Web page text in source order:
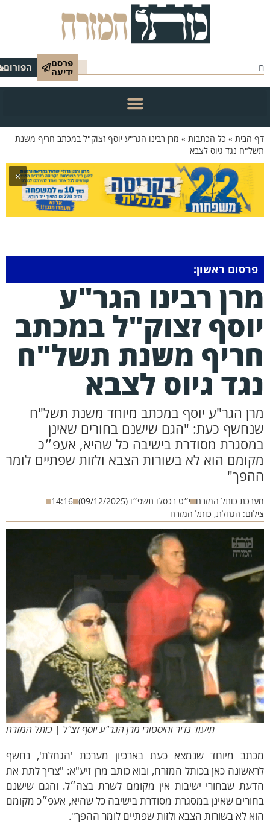
פרסם
ידיעה הפורום
הבית»כל הכתבות»מרן רבינו הגר"ע יוסף זצוק"ל במכתב חריף משנת
נגד גיוס לצבא
×
פרסום ראשון:
רבינו הגר"ע
זצוק"ל במכתב
משנת תשל"ח
גיוס לצבא
הגר"ע יוסף במכתב מיוחד משנת תשל"ח
כעת: "הגם שישנם בחורים שאינן
מסודרת בישיבה כל שהיא, אעפ״כ
הוא לא בשורות הצבא ולזות שפתיים לומר
כותל המזרח י״ט בכסלו תשפ״ו (09/12/2025)
14:16
הגחלת, כותל המזרח
תיעוד נדיר והיסטורי מרן הגר"ע יוסף זצ"ל | כותל המזרח
מיוחד שנמצא כעת בארכיון מערכת 'הגחלת', נחשף
כאן בכותל המזרח, ובוא כותב מרן זיע"א: "צריך לתת את
שבחורי ישיבות אין מקומם לשרת בצה״ל. והגם שישנם
שאינן במסגרת מסודרת בישיבה כל שהיא, אעפ״כ מקומם
לא בשורות הצבא ולזות שפתיים לומר ההפך".